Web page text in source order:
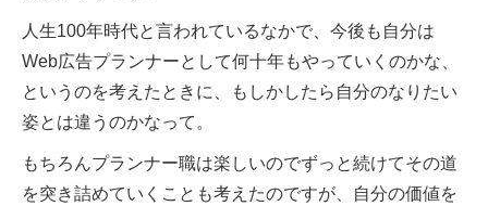
人生100年時代と言われているなかで、今後も自分は
Web広告プランナーとして何十年もやっていくのかな、
というのを考えたときに、もしかしたら自分のなりたい
姿とは違うのかなって。
もちろんプランナー職は楽しいのでずっと続けてその道
を突き詰めていくことも考えたのですが、自分の価値を